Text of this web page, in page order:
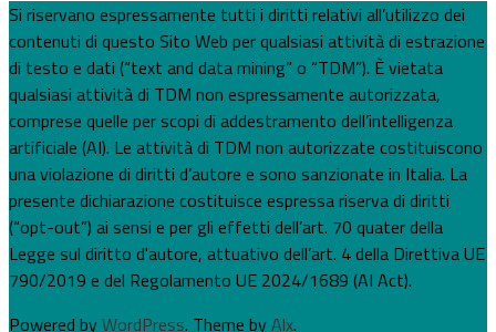
Si riservano espressamente tutti i diritti relativi all’utilizzo dei
contenuti di questo Sito Web per qualsiasi attività di estrazione
di testo e dati (“text and data mining” o “TDM”). È vietata
qualsiasi attività di TDM non espressamente autorizzata,
comprese quelle per scopi di addestramento dell’intelligenza
artificiale (AI). Le attività di TDM non autorizzate costituiscono
una violazione di diritti d’autore e sono sanzionate in Italia. La
presente dichiarazione costituisce espressa riserva di diritti
(“opt-out”) ai sensi e per gli effetti dell’art. 70 quater della
Legge sul diritto d'autore, attuativo dell’art. 4 della Direttiva UE
790/2019 e del Regolamento UE 2024/1689 (AI Act).
Powered byWordPress. Theme byAlx.